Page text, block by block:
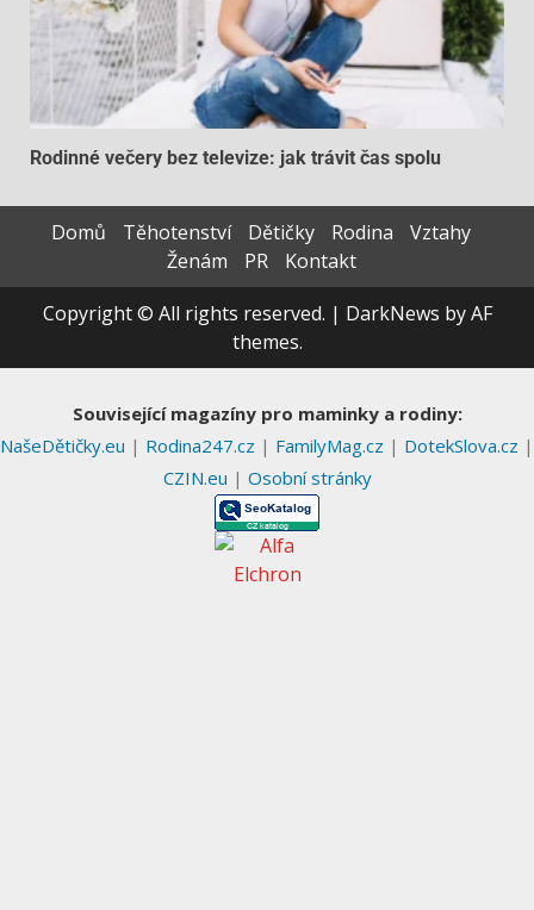
Rodinné večery bez televize: jak trávit čas spolu
Domů Těhotenství Dětičky Rodina
Vztahy
Ženám
PR
Kontakt
Copyright © All rights reserved. | DarkNews by AF
themes.
Související magazíny pro maminky a rodiny:
NašeDětičky.eu | Rodina247.cz | FamilyMag.cz | DotekSlova.cz |
CZIN.eu | Osobní stránky